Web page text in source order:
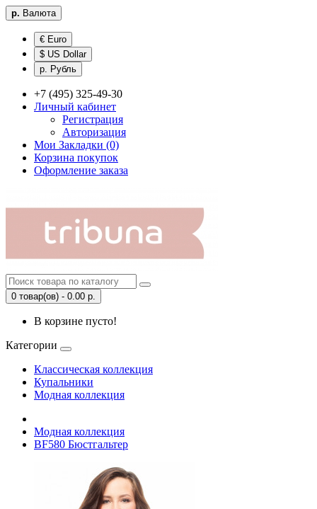
р. Валюта
€ Euro
$ US Dollar
р. Рубль
+7 (495) 325-49-30
Личный кабинет
Регистрация
Авторизация
Мои Закладки (0)
Корзина покупок
Оформление заказа
0 товар(ов) - 0.00 р.
В корзине пусто!
Категории
Классическая коллекция
Купальники
Модная коллекция
Модная коллекция
BF580 Бюстгальтер